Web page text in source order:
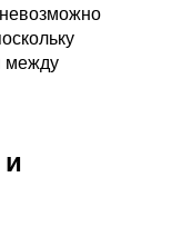
между